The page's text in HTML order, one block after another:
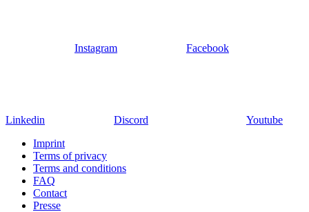
Instagram Facebook
Linkedin Discord
Youtube
Imprint
Terms of privacy
Terms and conditions
FAQ
Contact
Presse